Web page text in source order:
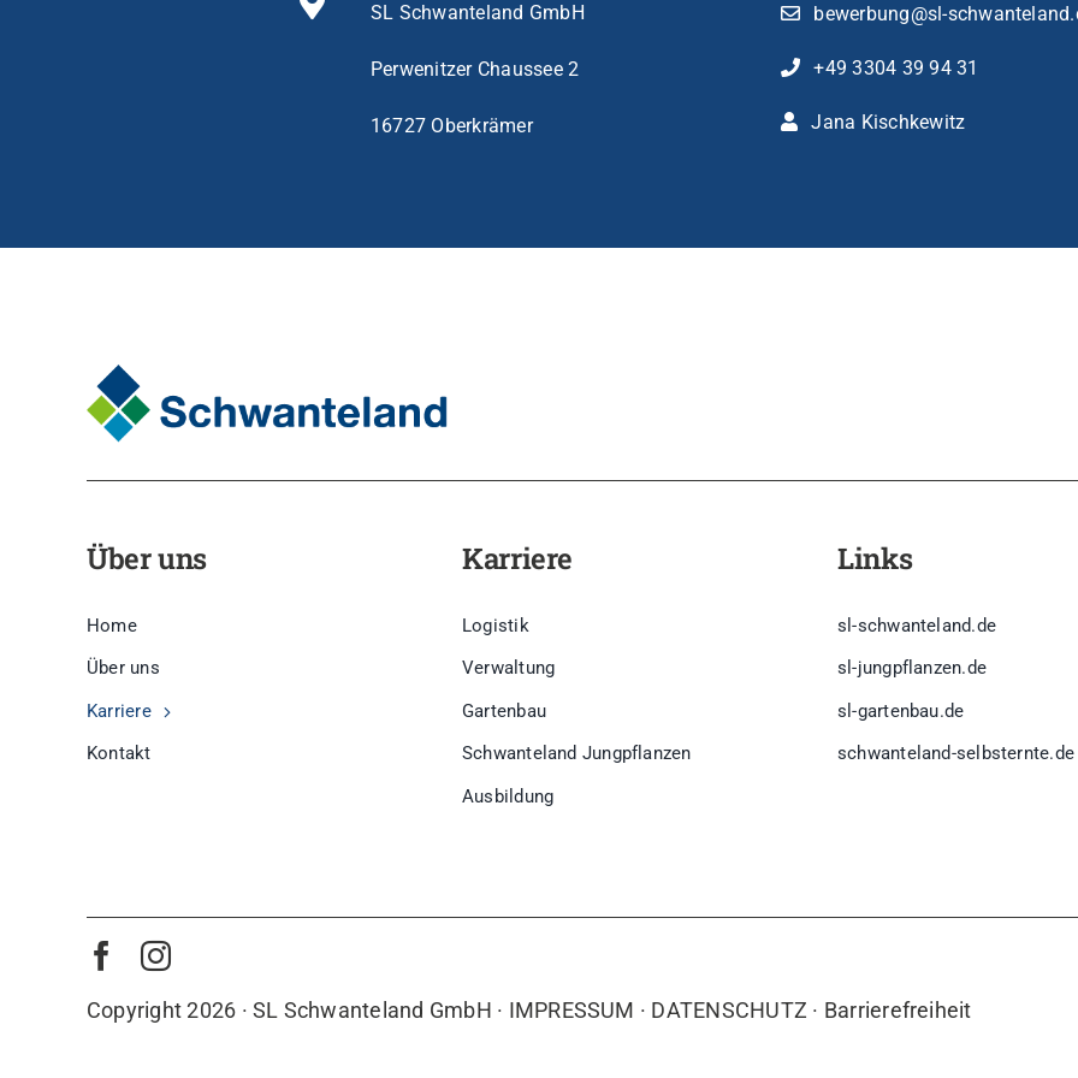
SL Schwanteland GmbH
Perwenitzer Chaussee 2
16727 Oberkrämer
bewerbung@sl-
+49 3304 39 94 31
Jana Kischkewitz
Über uns
Home
Über uns
Karriere
Kontakt
Karriere
Logistik
Verwaltung
Gartenbau
Schwanteland Jungpflanzen
Ausbildung
Links
sl-schwanteland.de
sl-jungpflanzen.de
sl-gartenbau.de
schwanteland-selbsternte.de
Copyright 2026 · SL Schwanteland GmbH · IMPRESSUM · DATENSCHUTZ · Barrierefreiheit